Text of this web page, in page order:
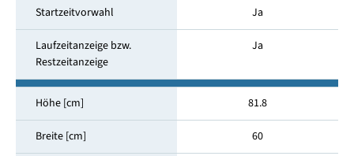
Startzeitvorwahl Ja
Laufzeitanzeige bzw.
Restzeitanzeige
Ja
Höhe [cm] 81.8
Breite [cm] 60